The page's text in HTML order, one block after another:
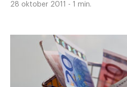
28 oktober 2011 - 1 min.